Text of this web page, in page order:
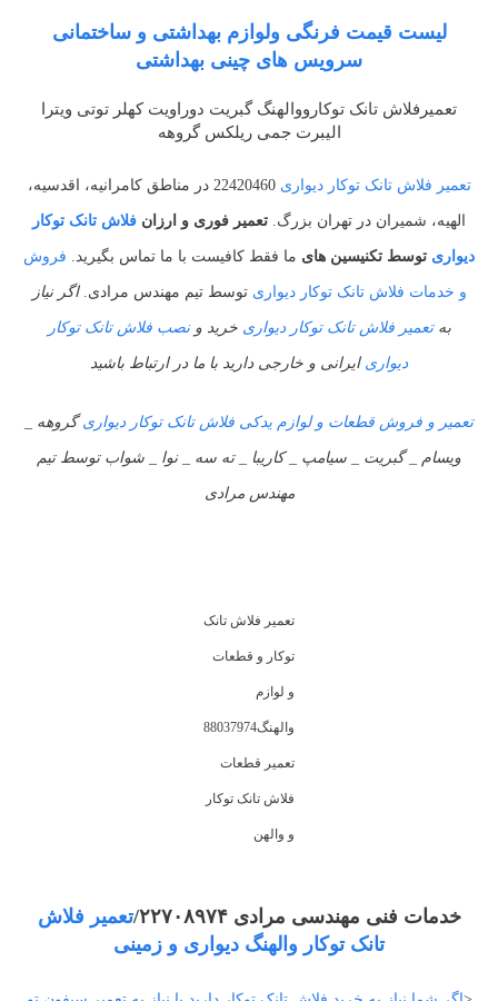
لیست قیمت فرنگی ولوازم بهداشتی و ساختمانی
سرویس های چینی بهداشتی
تعمیرفلاش تانک توکارووالهنگ گبریت دوراویت کهلر توتی ویترا
الیبرت جمی ریلکس گروهه
تعمیر فلاش تانک توکار دیواری 22420460 در مناطق کامرانیه، اقدسیه،
الهیه، شمیران در تهران بزرگ. تعمیر فوری و ارزان فلاش تانک توکار
دیواری توسط تکنیسین های ما فقط کافیست با ما تماس بگیرید. فروش
و خدمات فلاش تانک توکار دیواری توسط تیم مهندس مرادی. اگر نیاز
بهتعمیر فلاش تانک توکار دیواری خرید ونصب فلاش تانک توکار
دیواری ایرانی و خارجی دارید با ما در ارتباط باشید
تعمیر و فروش قطعات و لوازم یدکی فلاش تانک توکار دیواریگروهه _
ویسام _ گبریت _ سیامپ _ کاریبا _ ته سه _ نوا _ شواب توسط تیم
مهندس مرادی
تعمیر فلاش تانک
توکار و قطعات
و لوازم
والهنگ88037974
تعمیر قطعات
فلاش تانک توکار
و والهن
خدمات فنی مهندسی مرادی ۲۲۷۰۸۹۷۴/
تعمیر فلاش
تانک توکار والهنگ دیواری و زمینی